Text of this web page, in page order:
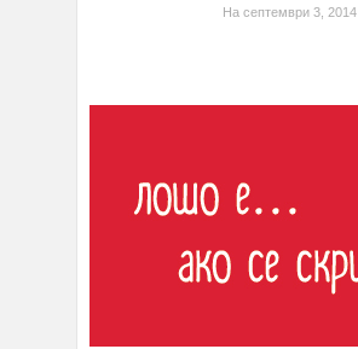
На септември 3, 2014